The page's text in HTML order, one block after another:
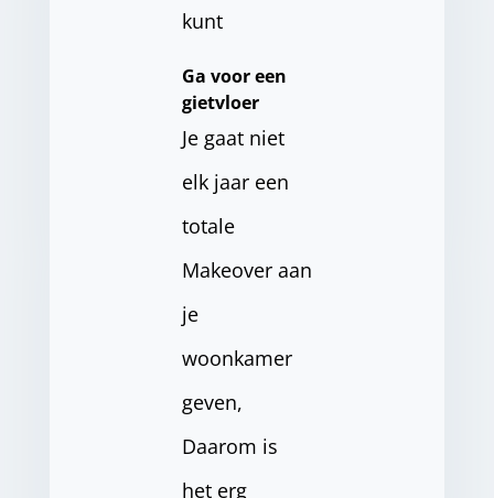
kunt
Ga voor een
gietvloer
Je gaat niet
elk jaar een
totale
Makeover aan
je
woonkamer
geven,
Daarom is
het erg